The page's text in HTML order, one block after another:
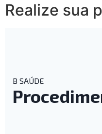
Realize sua